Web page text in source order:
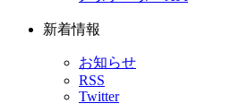
新着情報
お知らせ
RSS
Twitter